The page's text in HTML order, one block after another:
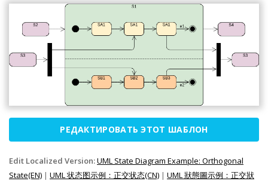
РЕДАКТИРОВАТЬ ЭТОТ ШАБЛОН
Edit Localized Version:UML State Diagram Example: Orthogonal
State(EN) | UML 状态图示例：正交状态(CN) | UML 狀態圖示例：正交狀